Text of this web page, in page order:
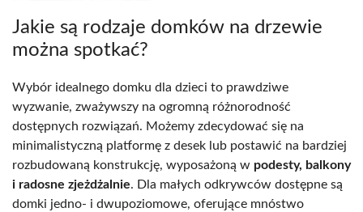
Jakie są rodzaje domków na drzewie
można spotkać?
Wybór idealnego domku dla dzieci to prawdziwe
wyzwanie, zważywszy na ogromną różnorodność
dostępnych rozwiązań. Możemy zdecydować się na
minimalistyczną platformę z desek lub postawić na bardziej
rozbudowaną konstrukcję, wyposażoną w podesty, balkony
i radosne zjeżdżalnie. Dla małych odkrywców dostępne są
domki jedno- i dwupoziomowe, oferujące mnóstwo